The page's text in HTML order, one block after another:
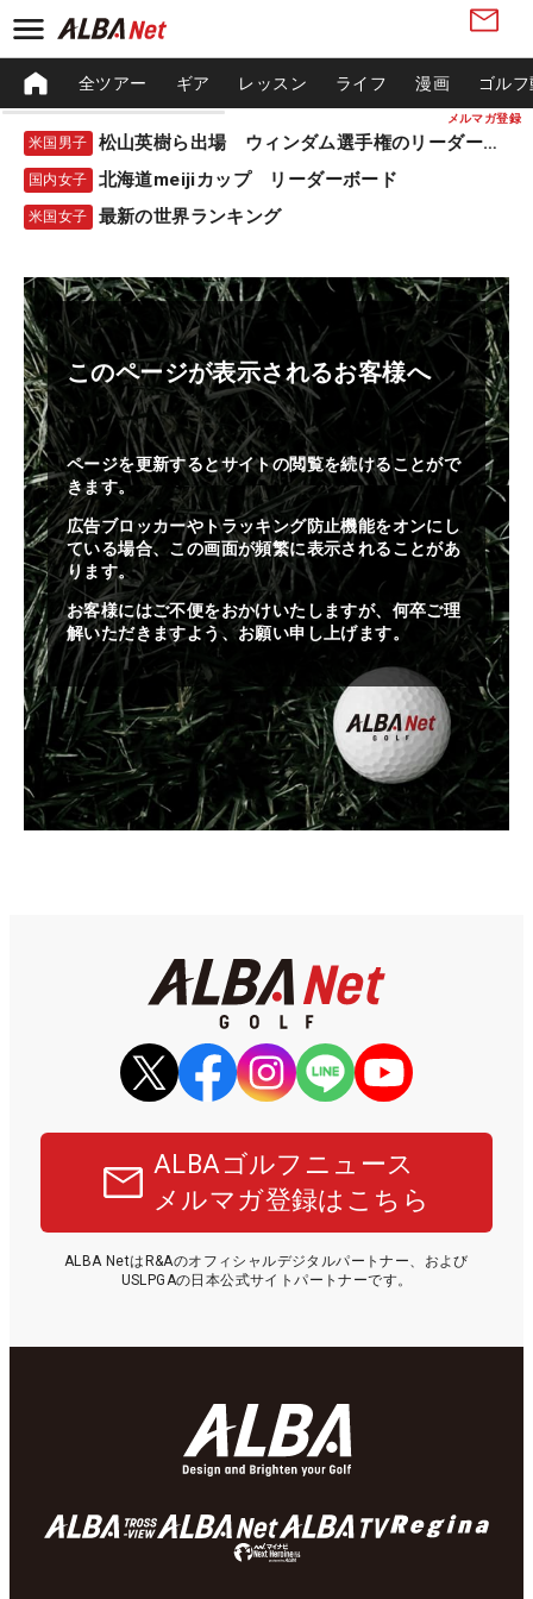
メルマガ登録
全ツアー ギア レッスン ライフ 漫画 ゴル
米国男子 松山英樹ら出場 ウィンダム選手権のリーダーボード
国内女子 北海道meijiカップ リーダーボード
米国女子 最新の世界ランキング
このページが表示されるお客様へ
ページを更新するとサイトの閲覧を続けることがで
きます。
広告ブロッカーやトラッキング防止機能をオンにし
ている場合、この画面が頻繁に表示されることがあ
ります。
お客様にはご不便をおかけいたしますが、何卒ご理
解いただきますよう、お願い申し上げます。
ALBAゴルフニュース
メルマガ登録はこちら
ALBA NetはR&Aのオフィシャルデジタルパートナー、および
USLPGAの日本公式サイトパートナーです。